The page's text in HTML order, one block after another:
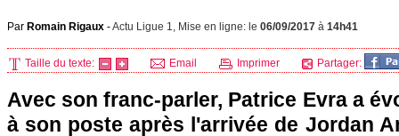
Par Romain Rigaux -Actu Ligue 1, Mise en ligne: le 06/09/2017 à 14h41
Taille du texte: Email Imprimer Partager:
Avec son franc-parler, Patrice Evra a
à son poste après l'arrivée de Jordan